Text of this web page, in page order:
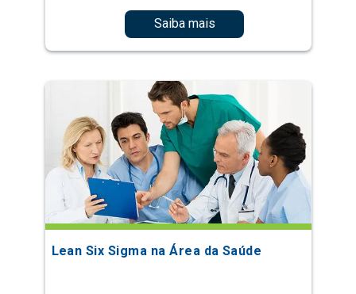
Saiba mais
Lean Six Sigma na Área da Saúde